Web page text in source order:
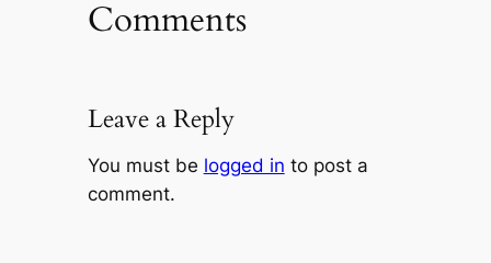
Comments
Leave a Reply
You must be logged in to post a
comment.